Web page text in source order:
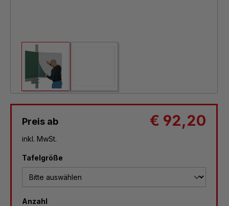
Preis ab € 92,20
inkl. MwSt.
Tafelgröße
Anzahl